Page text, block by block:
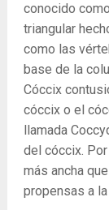
conocido
triangular
como las
base de la
Cóccix
cóccix o el
llamada
del cóccix.
más ancha
propensas a